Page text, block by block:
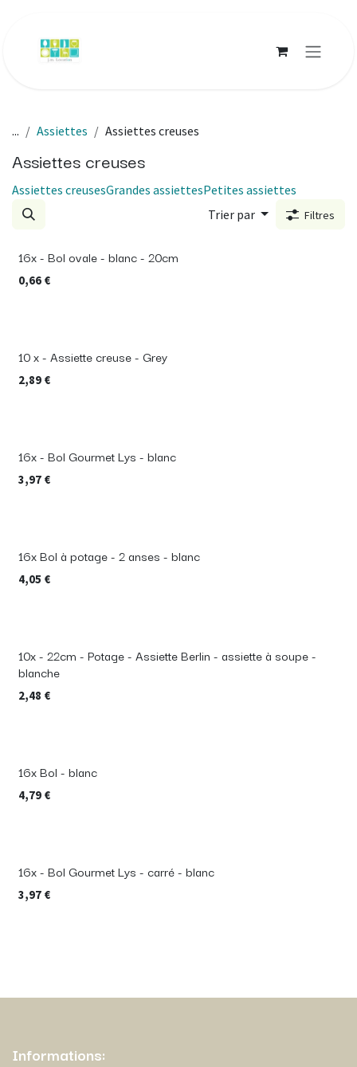
... Assiettes Assiettes creuses
Assiettes creuses
Assiettes creusesGrandes assiettesPetites assiettes
Trier par
Filtres
16x - Bol ovale - blanc - 20cm
0,66 €
10 x - Assiette creuse - Grey
2,89 €
16x - Bol Gourmet Lys - blanc
3,97 €
16x Bol à potage - 2 anses - blanc
4,05 €
10x - 22cm - Potage - Assiette Berlin - assiette à soupe -
blanche
2,48 €
16x Bol - blanc
4,79 €
16x - Bol Gourmet Lys - carré - blanc
3,97 €
Informations: